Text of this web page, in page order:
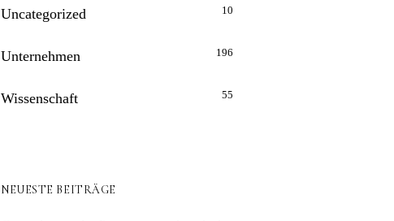
Uncategorized 10
Unternehmen 196
Wissenschaft 55
NEUESTE BEITRÄGE